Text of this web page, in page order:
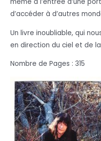
d’accéder à d’autres
Un livre inoubliable, qui
en direction du ciel et de
Nombre de Pages : 315